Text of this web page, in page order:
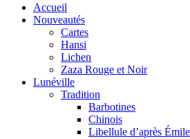
Accueil
Nouveautés
Cartes
Hansi
Lichen
Zaza Rouge et Noir
Lunéville
Tradition
Barbotines
Chinois
Libellule d’après